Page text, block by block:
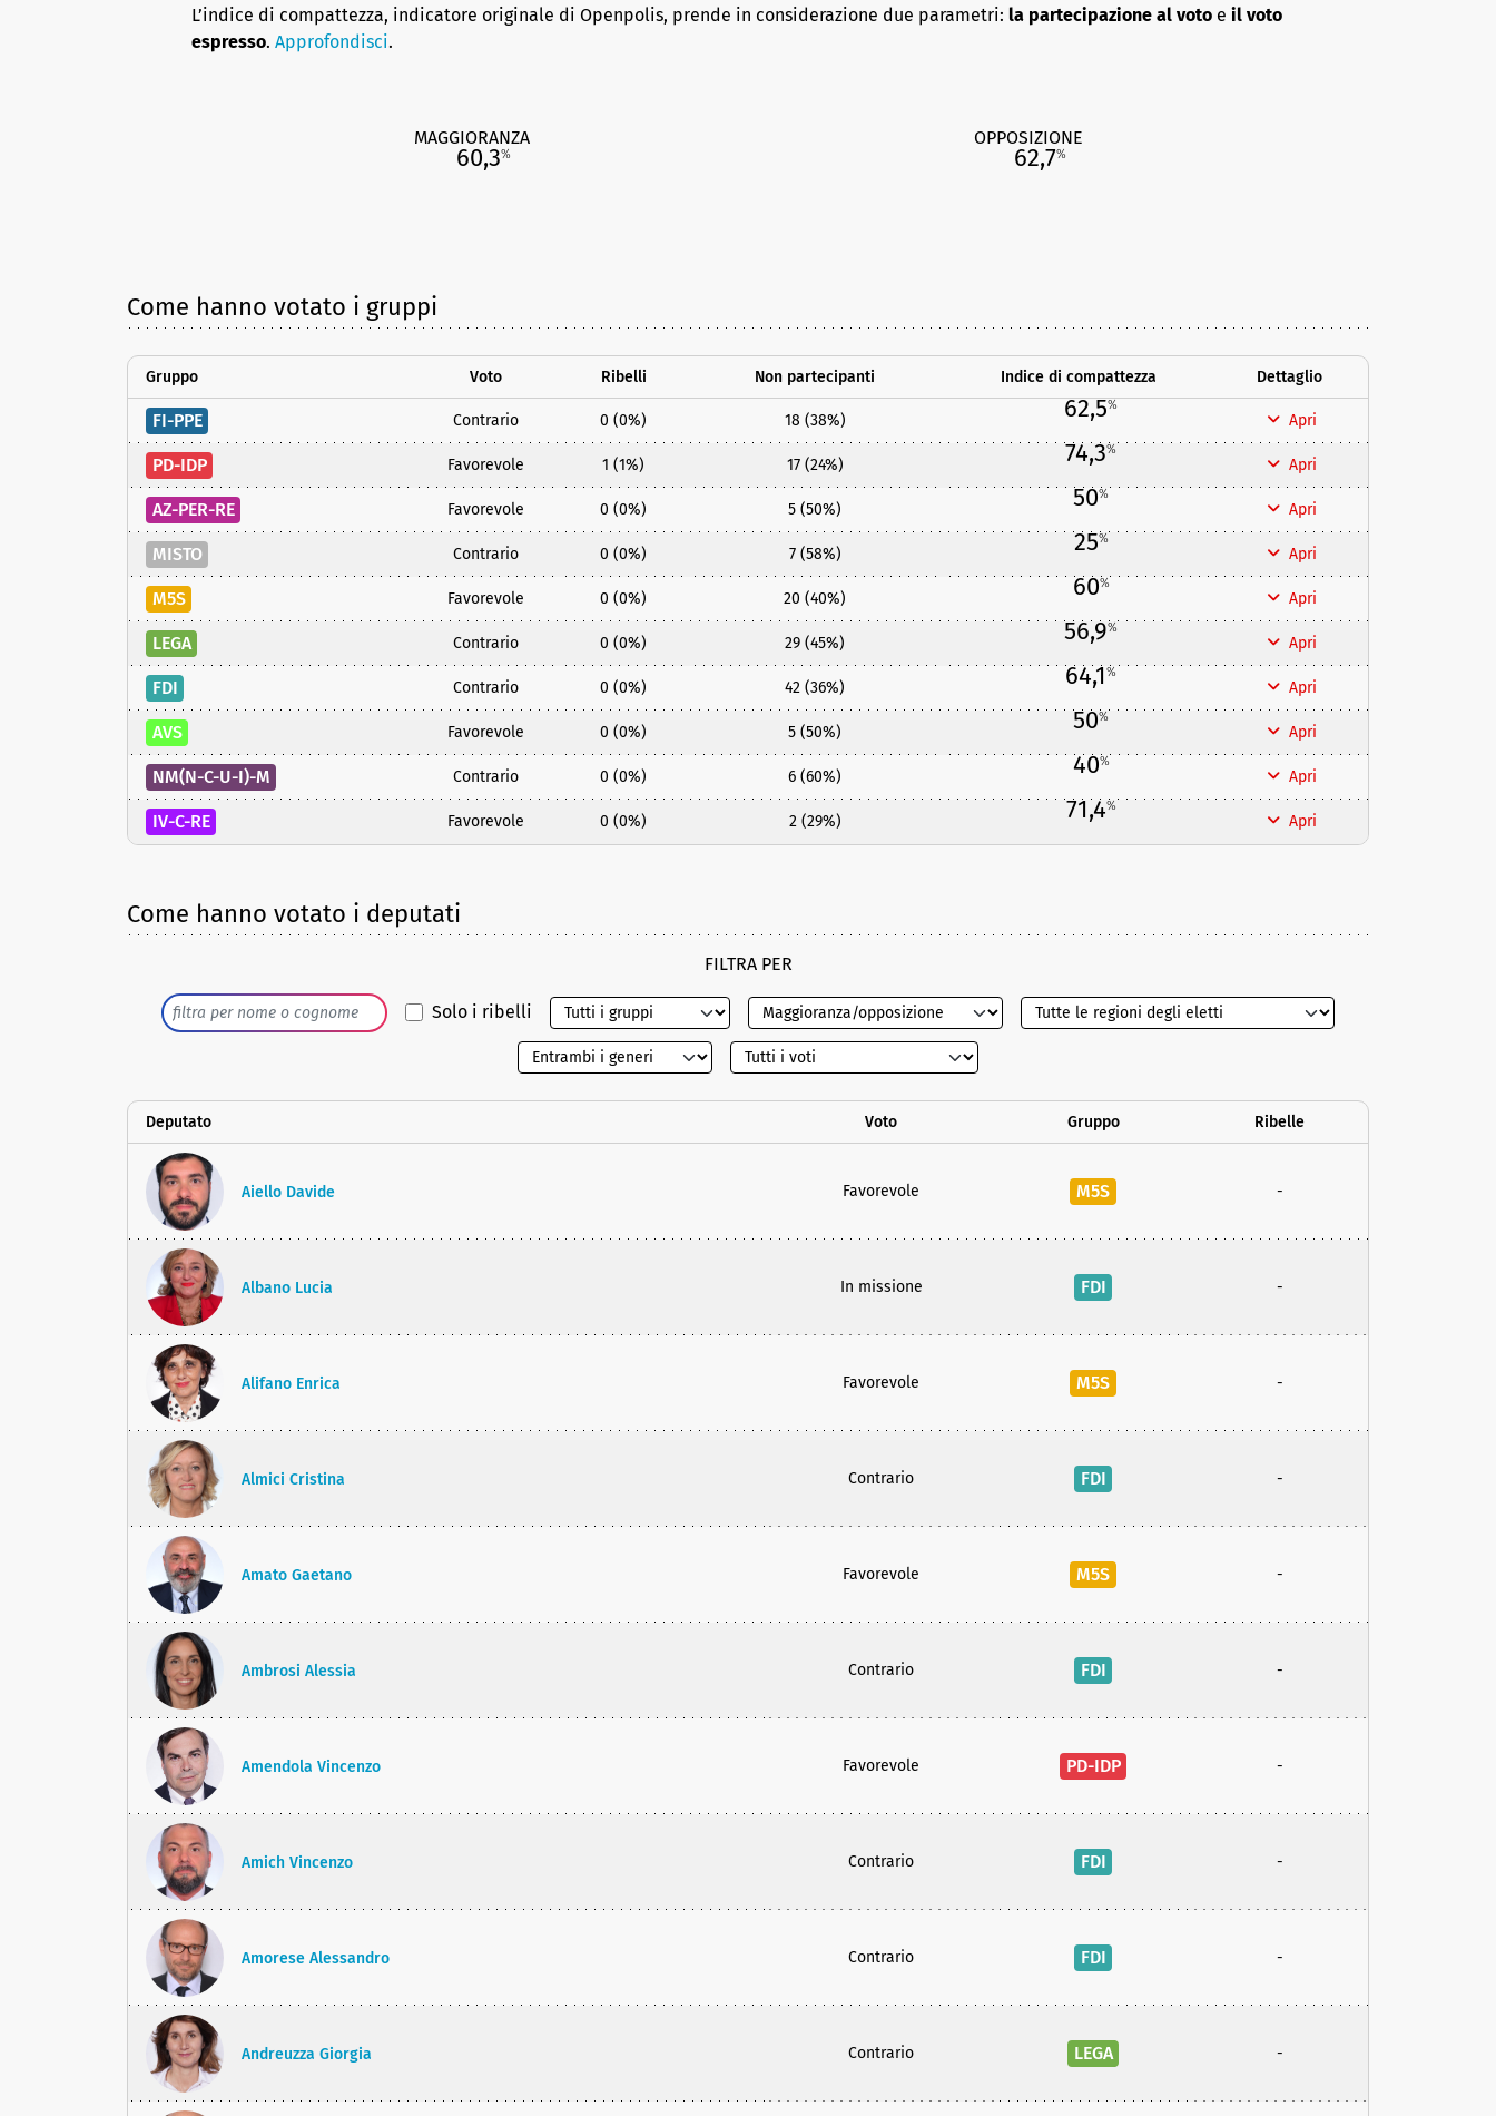
L’indice di compattezza, indicatore originale di Openpolis, prende in considerazione due parametri: la partecipazione al voto e il voto
espresso. Approfondisci.
MAGGIORANZA
60,3%
OPPOSIZIONE
62,7%
Come hanno votato i gruppi
Gruppo Voto Ribelli Non partecipanti Indice di compattezza Dettaglio
FI-PPE Contrario 0 (0%) 18 (38%) 62,5%
Apri
PD-IDP Favorevole 1 (1%) 17 (24%) 74,3%
Apri
AZ-PER-RE Favorevole 0 (0%) 5 (50%) 50%
Apri
MISTO Contrario 0 (0%) 7 (58%) 25%
Apri
M5S Favorevole 0 (0%) 20 (40%) 60%
Apri
LEGA Contrario 0 (0%) 29 (45%) 56,9%
Apri
FDI Contrario 0 (0%) 42 (36%) 64,1%
Apri
AVS Favorevole 0 (0%) 5 (50%) 50%
Apri
NM(N-C-U-I)-M Contrario 0 (0%) 6 (60%) 40%
Apri
IV-C-RE Favorevole 0 (0%) 2 (29%) 71,4%
Apri
Come hanno votato i deputati
FILTRA PER
Solo i ribelli
Deputato Voto Gruppo Ribelle
Aiello Davide Favorevole M5S -
Albano Lucia In missione FDI -
Alifano Enrica Favorevole M5S -
Almici Cristina Contrario FDI -
Amato Gaetano Favorevole M5S -
Ambrosi Alessia Contrario FDI -
Amendola Vincenzo Favorevole PD-IDP -
Amich Vincenzo Contrario FDI -
Amorese Alessandro Contrario FDI -
Andreuzza Giorgia Contrario LEGA -